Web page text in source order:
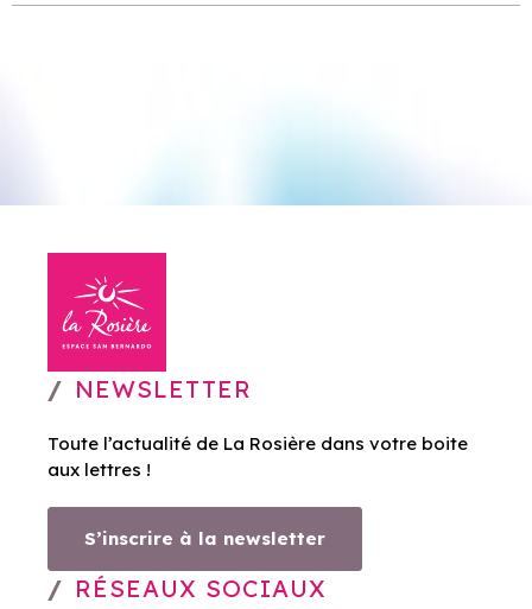
NEWSLETTER
Toute l’actualité de La Rosière dans votre boite
aux lettres !
S’inscrire à la newsletter
RÉSEAUX SOCIAUX